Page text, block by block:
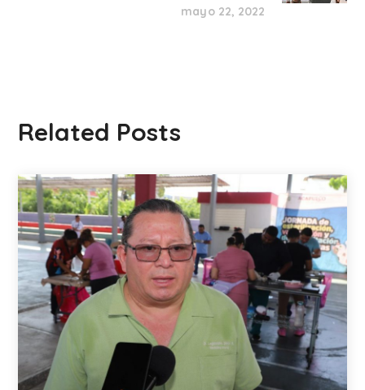
mayo 22, 2022
Related Posts